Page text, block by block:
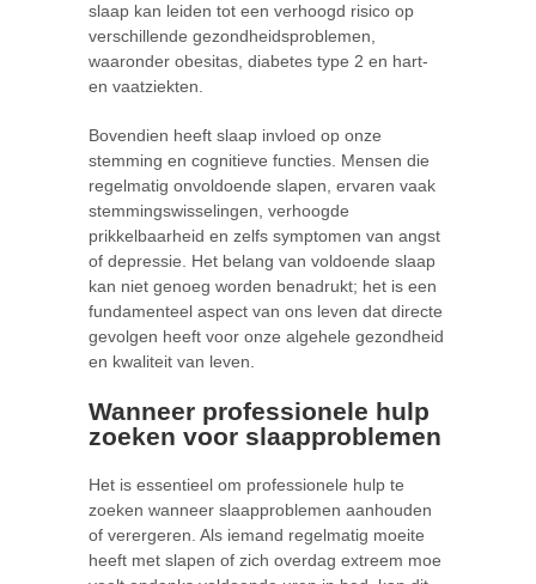
slaap kan leiden tot een verhoogd risico op
verschillende gezondheidsproblemen,
waaronder obesitas, diabetes type 2 en hart-
en vaatziekten.
Bovendien heeft slaap invloed op onze
stemming en cognitieve functies. Mensen die
regelmatig onvoldoende slapen, ervaren vaak
stemmingswisselingen, verhoogde
prikkelbaarheid en zelfs symptomen van angst
of depressie. Het belang van voldoende slaap
kan niet genoeg worden benadrukt; het is een
fundamenteel aspect van ons leven dat directe
gevolgen heeft voor onze algehele gezondheid
en kwaliteit van leven.
Wanneer professionele hulp
zoeken voor slaapproblemen
Het is essentieel om professionele hulp te
zoeken wanneer slaapproblemen aanhouden
of verergeren. Als iemand regelmatig moeite
heeft met slapen of zich overdag extreem moe